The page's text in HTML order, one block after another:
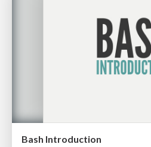
Bash Introduction